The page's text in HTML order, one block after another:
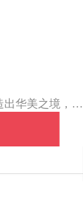
一场特别的新中式婚礼，融合中西不同元素营造出华美之境，有庄严浪漫的西式证婚，也有含蓄深情的中式感恩，从古典到现代，从前世到今生，爱，隽永铭刻。